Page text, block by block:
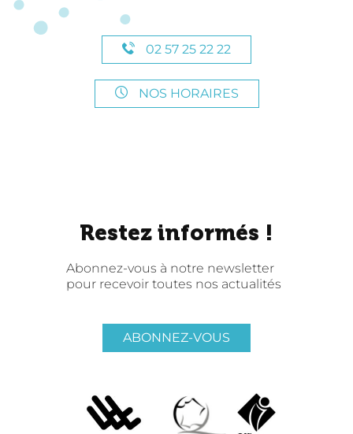
02 57 25 22 22
NOS HORAIRES
Restez informés !
Abonnez-vous à notre newsletter
pour recevoir toutes nos actualités
ABONNEZ-VOUS